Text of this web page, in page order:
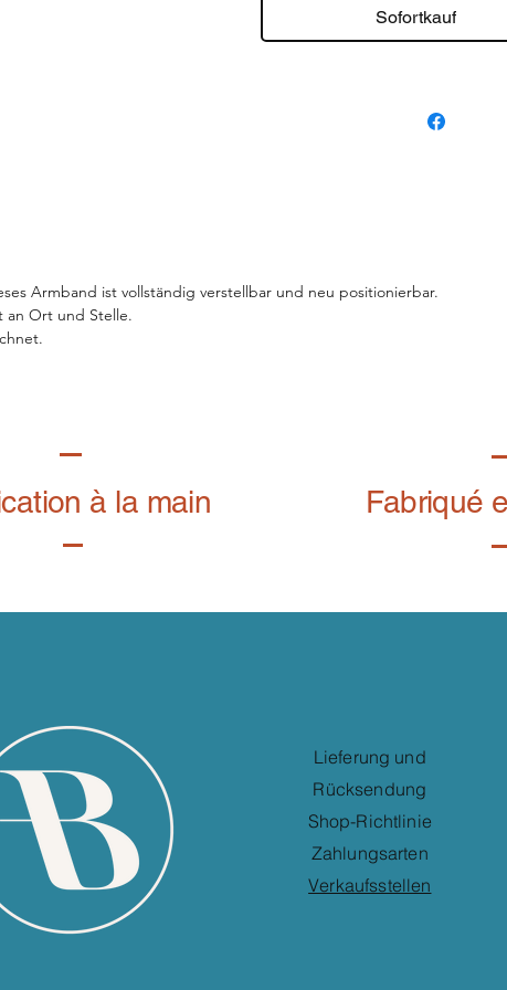
Sofortkauf
Armband ist vollständig verstellbar und neu positionierbar.
an Ort und Stelle.
à la main Fabriqué
Lieferung und
Rücksendung
Shop-Richtlinie
Zahlungsarten
Verkaufsstellen